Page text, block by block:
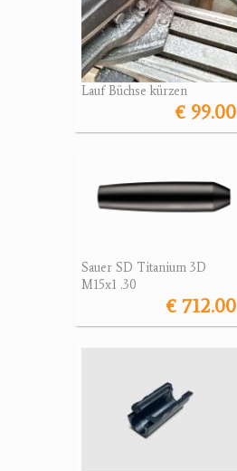
Lauf Büchse kürzen
€ 99.00
Sauer SD Titanium 3D
M15x1 .30
€ 712.00